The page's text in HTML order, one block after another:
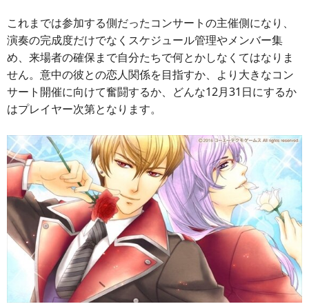
これまでは参加する側だったコンサートの主催側になり、
演奏の完成度だけでなくスケジュール管理やメンバー集
め、来場者の確保まで自分たちで何とかしなくてはなりま
せん。意中の彼との恋人関係を目指すか、より大きなコン
サート開催に向けて奮闘するか、どんな12月31日にするか
はプレイヤー次第となります。